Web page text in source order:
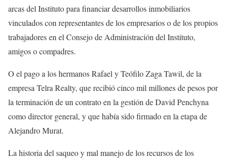
arcas del Instituto para financiar desarrollos inmobiliarios
vinculados con representantes de los empresarios o de los propios
trabajadores en el Consejo de Administración del Instituto,
amigos o compadres.
O el pago a los hermanos Rafael y Teófilo Zaga Tawil, de la
empresa Telra Realty, que recibió cinco mil millones de pesos por
la terminación de un contrato en la gestión de David Penchyna
como director general, y que había sido firmado en la etapa de
Alejandro Murat.
La historia del saqueo y mal manejo de los recursos de los